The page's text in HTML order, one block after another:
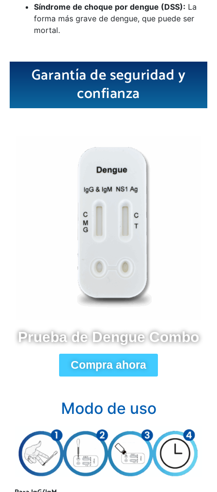
Síndrome de choque por dengue (DSS): La
forma más grave de dengue, que puede ser
mortal.
Garantía de seguridad y
confianza
Prueba de Dengue Combo
Compra ahora
Modo de uso